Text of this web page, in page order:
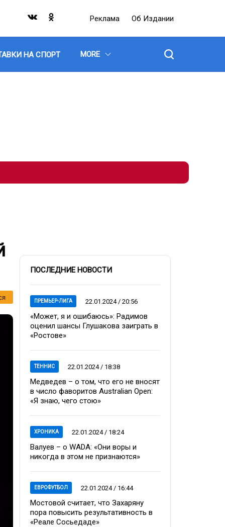
Реклама Об Издании
НА СПОРТ MORE
ПОСЛЕДНИЕ НОВОСТИ
ПРЕМЬЕР-ЛИГА 22.01.2024 / 20:56
«Может, я и ошибаюсь»: Радимов
оценил шансы Глушакова заиграть в
«Ростове»
ТЕННИС 22.01.2024 / 18:38
Медведев – о том, что его не вносят
в число фаворитов Australian Open:
«Я знаю, чего стою»
ХРОНИКА 22.01.2024 / 18:24
Валуев – о WADA: «Они воры и
никогда в этом не признаются»
ЕВРОФУТБОЛ 22.01.2024 / 16:44
Мостовой считает, что Захаряну
пора повысить результативность в
«Реале Сосьедаде»